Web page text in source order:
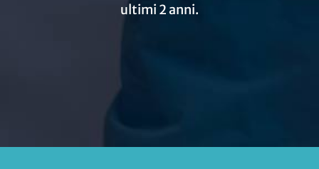
ultimi 2 anni.